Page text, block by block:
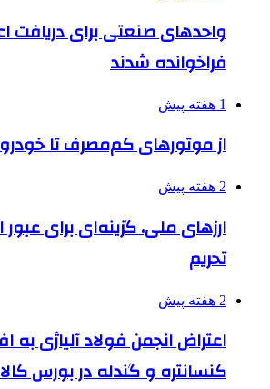
واحدهای صنعتی برای دریافت
فراخوانده شدند
1 هفته پیش
از موتورهای کم‌مصرف تا
2 هفته پیش
ارزهای ملی، گزینه‌ای برای
تحریم
2 هفته پیش
اعتراض انجمن فولاد آلیاژی
کنسانتره و گندله در بورس کالا